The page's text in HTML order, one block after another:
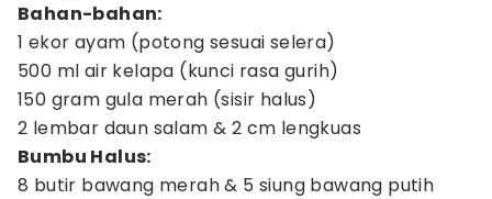
Bahan-bahan:
1 ekor ayam (potong sesuai selera)
500 ml air kelapa (kunci rasa gurih)
150 gram gula merah (sisir halus)
2 lembar daun salam & 2 cm lengkuas
Bumbu Halus:
8 butir bawang merah & 5 siung bawang putih